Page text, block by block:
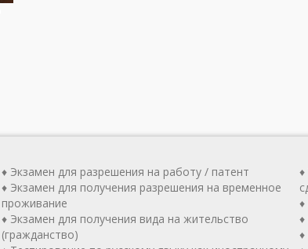
♦ Экзамен для разрешения на работу / патент
♦ Экзамен для получения разрешения на временное
проживание
♦ Экзамен для получения вида на жительство
(гражданство)
♦
♦
♦